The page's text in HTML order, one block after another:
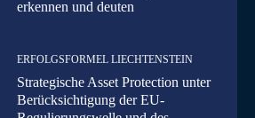
erkennen und deuten
ERFOLGSFORMEL LIECHTENSTEIN
Strategische Asset Protection unter
Berücksichtigung der EU-